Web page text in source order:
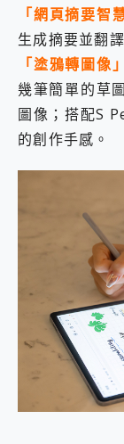
「網頁摘要智
生成摘要並翻
「塗鴉轉圖像」
幾筆簡單的草
圖像；搭配S
的創作手感。